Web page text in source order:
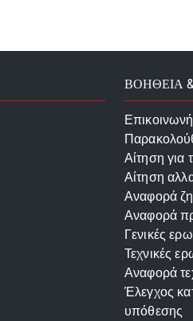
ΒΟΗΘΕΙΑ
Αίτηση για
Αίτηση
Αναφορά
Αναφορά
Γενικές
Τεχνικές
Αναφορά
Έλεγχος
υπόθεσης